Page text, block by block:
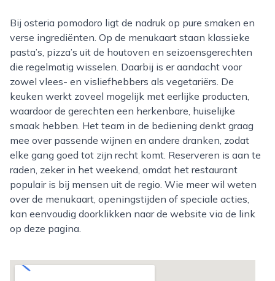
Bij osteria pomodoro ligt de nadruk op pure smaken en
verse ingrediënten. Op de menukaart staan klassieke
pasta’s, pizza’s uit de houtoven en seizoensgerechten
die regelmatig wisselen. Daarbij is er aandacht voor
zowel vlees- en visliefhebbers als vegetariërs. De
keuken werkt zoveel mogelijk met eerlijke producten,
waardoor de gerechten een herkenbare, huiselijke
smaak hebben. Het team in de bediening denkt graag
mee over passende wijnen en andere dranken, zodat
elke gang goed tot zijn recht komt. Reserveren is aan te
raden, zeker in het weekend, omdat het restaurant
populair is bij mensen uit de regio. Wie meer wil weten
over de menukaart, openingstijden of speciale acties,
kan eenvoudig doorklikken naar de website via de link
op deze pagina.